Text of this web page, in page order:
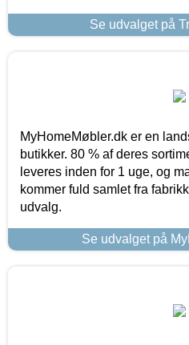
Se udvalget på
MyHomeMøbler.dk er en
butikker. 80 % af deres
leveres inden for 1 uge, og
kommer fuld samlet fra
udvalg.
Se udvalget på